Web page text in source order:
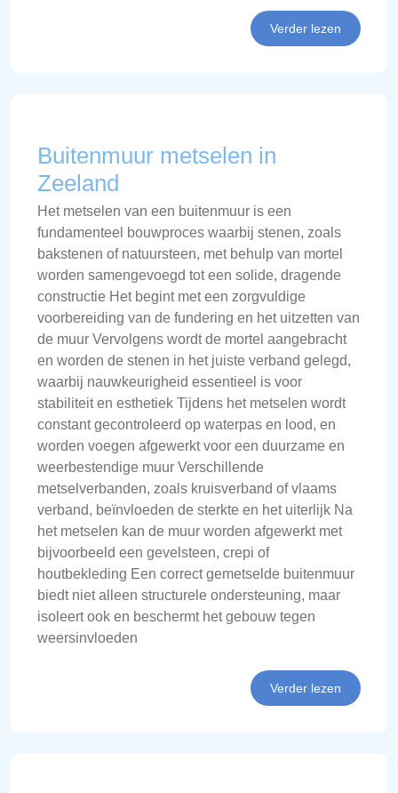
Verder lezen
Buitenmuur metselen in
Zeeland
Het metselen van een buitenmuur is een
fundamenteel bouwproces waarbij stenen, zoals
bakstenen of natuursteen, met behulp van mortel
worden samengevoegd tot een solide, dragende
constructie Het begint met een zorgvuldige
voorbereiding van de fundering en het uitzetten van
de muur Vervolgens wordt de mortel aangebracht
en worden de stenen in het juiste verband gelegd,
waarbij nauwkeurigheid essentieel is voor
stabiliteit en esthetiek Tijdens het metselen wordt
constant gecontroleerd op waterpas en lood, en
worden voegen afgewerkt voor een duurzame en
weerbestendige muur Verschillende
metselverbanden, zoals kruisverband of vlaams
verband, beïnvloeden de sterkte en het uiterlijk Na
het metselen kan de muur worden afgewerkt met
bijvoorbeeld een gevelsteen, crepi of
houtbekleding Een correct gemetselde buitenmuur
biedt niet alleen structurele ondersteuning, maar
isoleert ook en beschermt het gebouw tegen
weersinvloeden
Verder lezen